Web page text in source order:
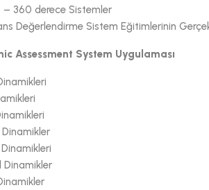
– 360 derece Sistemler
Değerlendirme Sistem Eğitimlerinin
Assessment System Uygulaması
Dinamikler